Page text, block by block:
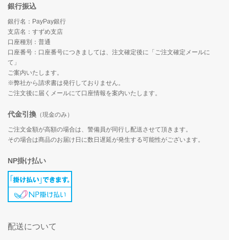
銀行振込
銀行名：PayPay銀行
支店名：すずめ支店
口座種別：普通
口座番号：口座番号につきましては、注文確定後に「ご注文確定メールに
て」
ご案内いたします。
※弊社から請求書は発行しておりません。
ご注文後に届くメールにて口座情報を案内いたします。
代金引換 （現金のみ）
ご注文金額が高額の場合は、警備員が同行し配送させて頂きます。
その場合は商品のお届け日に数日遅延が発生する可能性がございます。
NP掛け払い
配送について